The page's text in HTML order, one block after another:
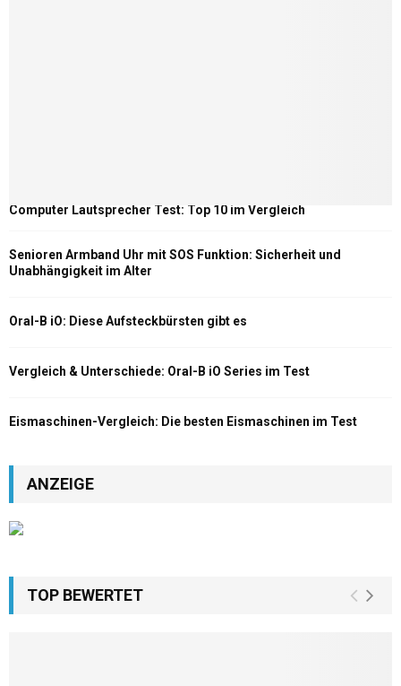
Computer Lautsprecher Test: Top 10 im Vergleich
Senioren Armband Uhr mit SOS Funktion: Sicherheit und
Unabhängigkeit im Alter
Oral-B iO: Diese Aufsteckbürsten gibt es
Vergleich & Unterschiede: Oral-B iO Series im Test
Eismaschinen-Vergleich: Die besten Eismaschinen im Test
ANZEIGE
TOP BEWERTET